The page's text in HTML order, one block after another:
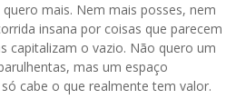
mais. Nem mais posses, nem
insana por coisas que parecem
capitalizam o vazio. Não quero um
mas um espaço
cabe o que realmente tem valor.